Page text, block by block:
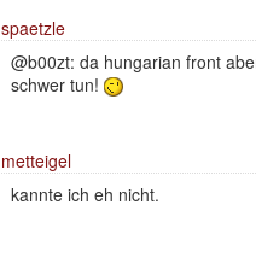
spaetzle
@b00zt: da hungarian front
schwer tun!
metteigel
kannte ich eh nicht.